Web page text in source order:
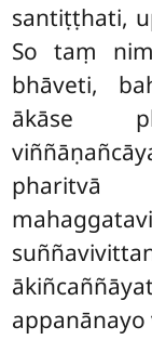
santiṭṭhati,
So taṃ
bhāveti,
ākāse